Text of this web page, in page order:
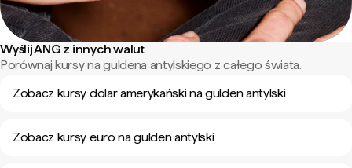
Wyślij ANG z innych walut
Porównaj kursy na guldena antylskiego z całego świata.
Zobacz kursy dolar amerykański na gulden antylski
Zobacz kursy euro na gulden antylski